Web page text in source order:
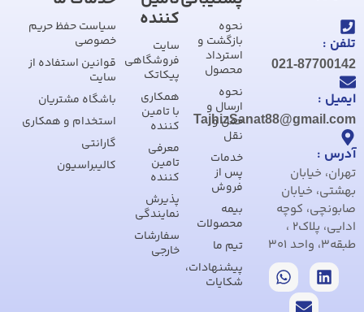
تلفن :
021-87700142
ایمیل :
TajhizSanat88@gmail.com
آدرس :
تهران، خیابان
بهشتی، خیابان
صابونچی، کوچه
ادایی، پلاک2 ،
طبقه3، واحد 301
نحوه
بازگشت و
استرداد
محصول
نحوه
ارسال و
حمل و
نقل
خدمات
پس از
فروش
بیمه
محصولات
تیم ما
پیشنهادات،
شکایات
کننده
سایت
فروشگاهی
پیکاتک
همکاری
با تامین
کننده
معرفی
تامین
کننده
پذیرش
نمایندگی
سفارشات
خارجی
سیاست حفظ حریم
خصوصی
قوانین استفاده از
سایت
باشگاه مشتریان
استخدام و همکاری
گارانتی
کالیبراسیون